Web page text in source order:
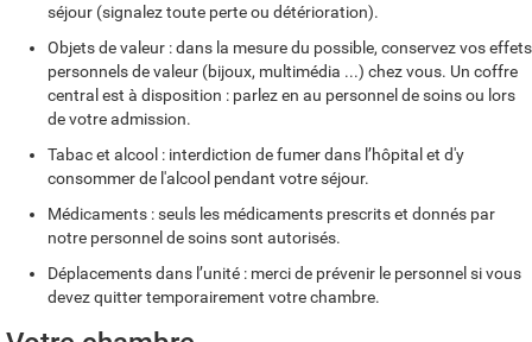
séjour (signalez toute perte ou détérioration).
Objets de valeur : dans la mesure du possible, conservez vos effets
personnels de valeur (bijoux, multimédia ...) chez vous. Un coffre
central est à disposition : parlez en au personnel de soins ou lors
de votre admission.
Tabac et alcool : interdiction de fumer dans l’hôpital et d'y
consommer de l'alcool pendant votre séjour.
Médicaments : seuls les médicaments prescrits et donnés par
notre personnel de soins sont autorisés.
Déplacements dans l’unité : merci de prévenir le personnel si vous
devez quitter temporairement votre chambre.